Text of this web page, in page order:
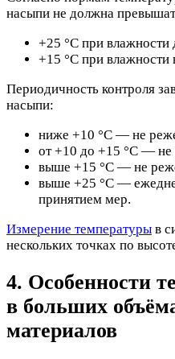
насыпи не должна
+25 °C при влажности
+15 °C при
Периодичность контроля
насыпи:
ниже +10 °C — не
от +10 до +15 °C — не
выше +15 °C — не
выше +25 °C —
принятием мер.
Измерение температуры в
нескольких точках по
4. Особенности
в больших
материалов